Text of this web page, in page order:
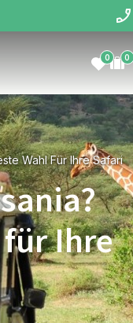
0 0
Wahl Für Ihre Safari
für Ihre